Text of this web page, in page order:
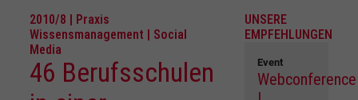
2010/8 | Praxis
Wissensmanagement | Social
Media
46 Berufsschulen
UNSERE
EMPFEHLUNGEN
Event
Webconference